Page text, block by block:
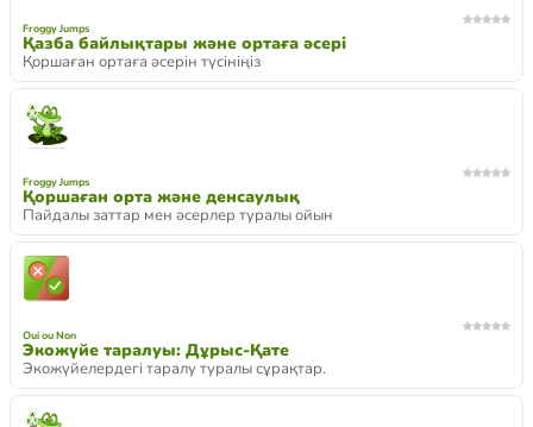
Froggy Jumps
Қазба байлықтары және ортаға әсері
Қоршаған ортаға әсерін түсініңіз
Froggy Jumps
Қоршаған орта және денсаулық
Пайдалы заттар мен әсерлер туралы ойын
Oui ou Non
Экожүйе таралуы: Дұрыс-Қате
Экожүйелердегі таралу туралы сұрақтар.